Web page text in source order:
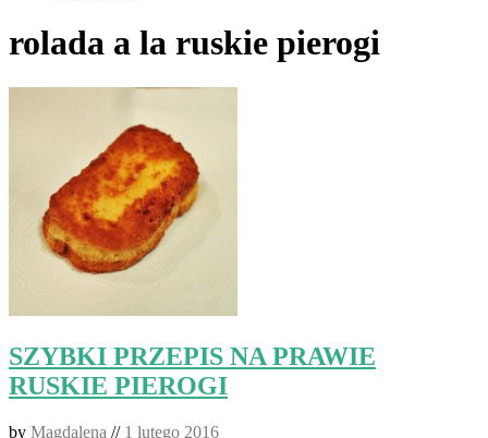
rolada a la ruskie pierogi
SZYBKI PRZEPIS NA PRAWIE
RUSKIE PIEROGI
by Magdalena // 1 lutego 2016